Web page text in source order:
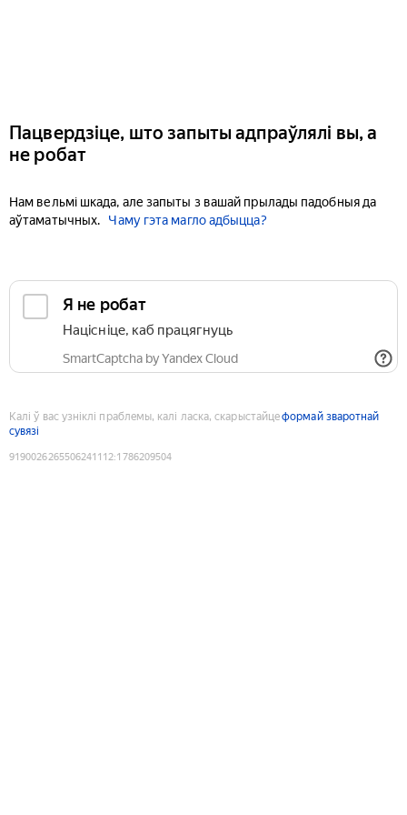
Пацвердзіце, што запыты адпраўлялі вы, а
не робат
Нам вельмі шкада, але запыты з вашай прылады падобныя да
аўтаматычных.
Чаму гэта магло адбыцца?
Я не робат
Націсніце, каб працягнуць
SmartCaptcha by Yandex Cloud
Калі ў вас узніклі праблемы, калі ласка, скарыстайцеформай зваротнай
сувязі
9190026265506241112:1786209504